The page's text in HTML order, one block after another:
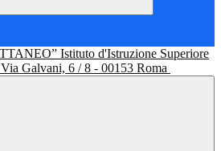
Istituto d'Istruzione Superiore
Via Galvani, 6 / 8 - 00153 Roma